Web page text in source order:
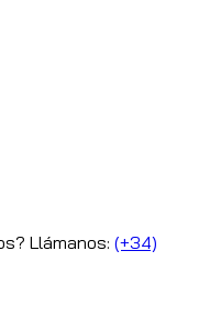
Llámanos: (+34)